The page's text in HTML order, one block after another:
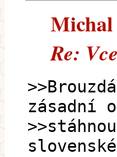
Michal
Re:
zásadní